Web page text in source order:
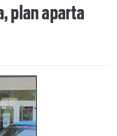
plan aparta